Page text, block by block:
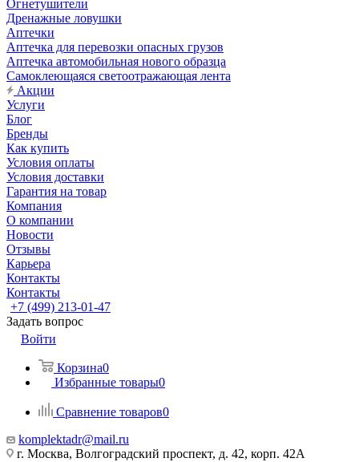
Огнетушители
Дренажные ловушки
Аптечки
Аптечка для перевозки опасных грузов
Аптечка автомобильная нового образца
Самоклеющаяся светоотражающая лента
Акции
Услуги
Блог
Бренды
Как купить
Условия оплаты
Условия доставки
Гарантия на товар
Компания
О компании
Новости
Отзывы
Карьера
Контакты
Контакты
+7 (499) 213-01-47
Задать вопрос
Войти
Корзина0
Избранные товары0
Сравнение товаров0
komplektadr@mail.ru
г. Москва, Волгоградский проспект, д. 42, корп. 42А